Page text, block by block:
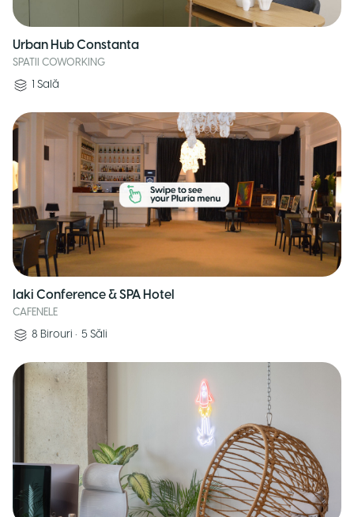
Urban Hub Constanta
SPATII COWORKING
1 Sală
Iaki Conference & SPA Hotel
CAFENELE
8 Birouri • 5 Săli